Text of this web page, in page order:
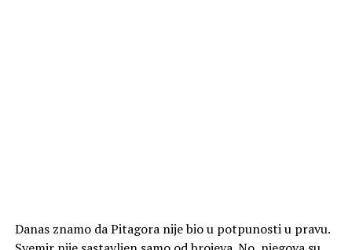
Danas znamo da Pitagora nije bio u potpunosti u pravu.